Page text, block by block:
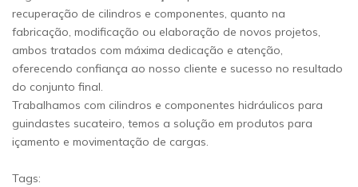
recuperação de cilindros e componentes, quanto na
fabricação, modificação ou elaboração de novos projetos,
ambos tratados com máxima dedicação e atenção,
oferecendo confiança ao nosso cliente e sucesso no resultado
do conjunto final.
Trabalhamos com cilindros e componentes hidráulicos para
guindastes sucateiro, temos a solução em produtos para
içamento e movimentação de cargas.
Tags: